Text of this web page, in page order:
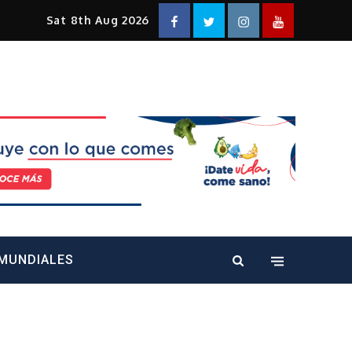
Sat 8th Aug 2026 FacebookTwitterInstagramYouTube